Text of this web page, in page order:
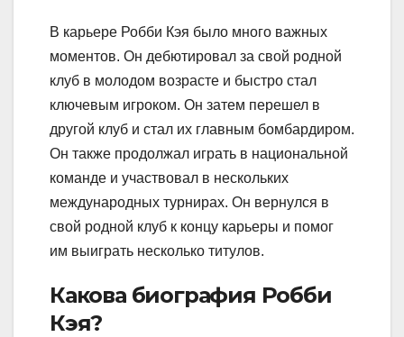
В карьере Робби Кэя было много важных
моментов. Он дебютировал за свой родной
клуб в молодом возрасте и быстро стал
ключевым игроком. Он затем перешел в
другой клуб и стал их главным бомбардиром.
Он также продолжал играть в национальной
команде и участвовал в нескольких
международных турнирах. Он вернулся в
свой родной клуб к концу карьеры и помог
им выиграть несколько титулов.
Какова биография Робби
Кэя?